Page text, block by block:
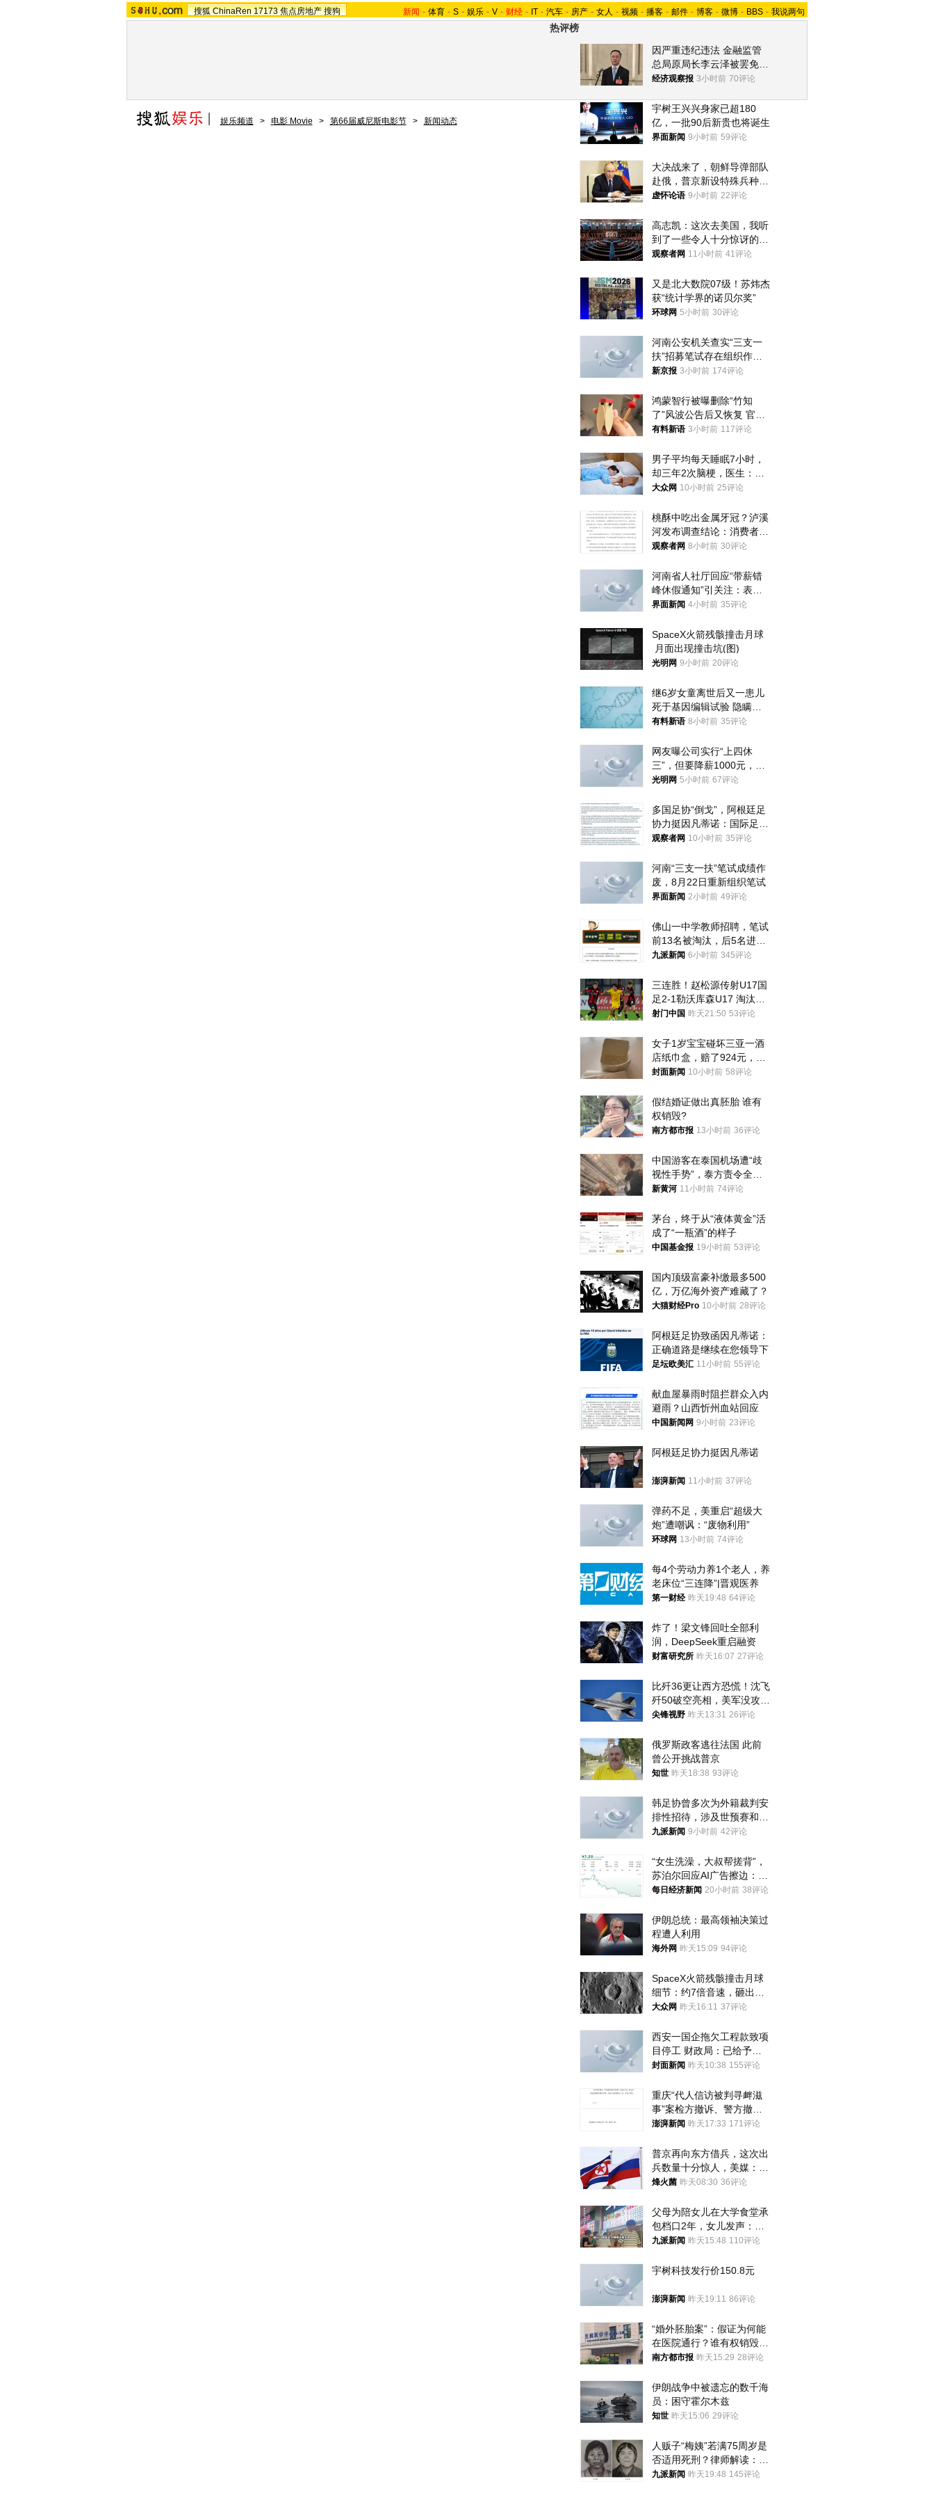
搜狐 ChinaRen 17173 焦点房地产 搜狗 新闻 - 体育 - S - 娱乐 - V - 财经 - IT - 汽车 - 房产 - 女人 - 视频 - 播客 - 邮件 - 博客 - 微博 - BBS - 我说两句
热评榜
因严重违纪违法 金融监管
总局原局长李云泽被罢免全
国人大代表
经济观察报 3小时前 70评论
宇树王兴兴身家已超180
亿，一批90后新贵也将诞生
界面新闻 9小时前 59评论
大决战来了，朝鲜导弹部队
赴俄，普京新设特殊兵种，
76岁老将扛旗
虚怀论语 9小时前 22评论
高志凯：这次去美国，我听
到了一些令人十分惊讶的消
息
观察者网 11小时前 41评论
又是北大数院07级！苏炜杰
获“统计学界的诺贝尔奖”
环球网 5小时前 30评论
河南公安机关查实“三支一
扶”招募笔试存在组织作弊
犯罪行为
新京报 3小时前 174评论
鸿蒙智行被曝删除“竹知
了”风波公告后又恢复 官媒
曾力挺：劝华为要大度的，
有料新语 3小时前 117评论
男子平均每天睡眠7小时，
却三年2次脑梗，医生：这
样睡觉更伤身
大众网 10小时前 25评论
桃酥中吃出金属牙冠？泸溪
河发布调查结论：消费者已
澄清，所发视频情况不属实
观察者网 8小时前 30评论
河南省人社厅回应“带薪错
峰休假通知”引关注：表述
不够准确，待修改后印发
界面新闻 4小时前 35评论
SpaceX火箭残骸撞击月球
月面出现撞击坑(图)
光明网 9小时前 20评论
继6岁女童离世后又一患儿
死于基因编辑试验 隐瞒一
年才对外披露
有料新语 8小时前 35评论
网友曝公司实行“上四休
三”，但要降薪1000元，不
接受只能辞职
光明网 5小时前 67评论
多国足协“倒戈”，阿根廷足
协力挺因凡蒂诺：国际足联
今后应继续在其领导下前行
观察者网 10小时前 35评论
河南“三支一扶”笔试成绩作
废，8月22日重新组织笔试
界面新闻 2小时前 49评论
佛山一中学教师招聘，笔试
前13名被淘汰，后5名进体
检，被疑萝卜岗，官方通
九派新闻 6小时前 345评论
三连胜！赵松源传射U17国
足2-1勒沃库森U17 淘汰赛
将战河床
射门中国 昨天21:50 53评论
女子1岁宝宝碰坏三亚一酒
店纸巾盒，赔了924元，发
帖吐槽后酒店退还一半的
封面新闻 10小时前 58评论
假结婚证做出真胚胎 谁有
权销毁?
南方都市报 13小时前 36评论
中国游客在泰国机场遭“歧
视性手势”，泰方责令全面
调查，对责任人采取最严厉
新黄河 11小时前 74评论
茅台，终于从“液体黄金”活
成了“一瓶酒”的样子
中国基金报 19小时前 53评论
国内顶级富豪补缴最多500
亿，万亿海外资产难藏了？
大猫财经Pro 10小时前 28评论
阿根廷足协致函因凡蒂诺：
正确道路是继续在您领导下
足坛欧美汇 11小时前 55评论
献血屋暴雨时阻拦群众入内
避雨？山西忻州血站回应
中国新闻网 9小时前 23评论
阿根廷足协力挺因凡蒂诺
澎湃新闻 11小时前 37评论
弹药不足，美重启“超级大
炮”遭嘲讽：“废物利用”
环球网 13小时前 74评论
每4个劳动力养1个老人，养
老床位“三连降”|晋观医养
第一财经 昨天19:48 64评论
炸了！梁文锋回吐全部利
润，DeepSeek重启融资
财富研究所 昨天16:07 27评论
比歼36更让西方恐慌！沈飞
歼50破空亮相，美军没攻克
的技术被拿下
尖锋视野 昨天13:31 26评论
俄罗斯政客逃往法国 此前
曾公开挑战普京
知世 昨天18:38 93评论
韩足协曾多次为外籍裁判安
排性招待，涉及世预赛和奥
预赛，韩足协回应
九派新闻 9小时前 42评论
“女生洗澡，大叔帮搓背”，
苏泊尔回应AI广告擦边：视
频全下架，已强化内容管理
每日经济新闻 20小时前 38评论
伊朗总统：最高领袖决策过
程遭人利用
海外网 昨天15:09 94评论
SpaceX火箭残骸撞击月球
细节：约7倍音速，砸出直
径约30米撞击坑
大众网 昨天16:11 37评论
西安一国企拖欠工程款致项
目停工 财政局：已给予处
分，正督促整改
封面新闻 昨天10:38 155评论
重庆“代人信访被判寻衅滋
事”案检方撤诉、警方撤
案，两被告人获国赔
澎湃新闻 昨天17:33 171评论
普京再向东方借兵，这次出
兵数量十分惊人，美媒：俄
朝要动真格？
烽火菌 昨天08:30 36评论
父母为陪女儿在大学食堂承
包档口2年，女儿发声：初
衷是为了陪伴，毕业后将不
九派新闻 昨天15:48 110评论
宇树科技发行价150.8元
澎湃新闻 昨天19:11 86评论
“婚外胚胎案”：假证为何能
在医院通行？谁有权销毁胚
胎？
南方都市报 昨天15:29 28评论
伊朗战争中被遗忘的数千海
员：困守霍尔木兹
知世 昨天15:06 29评论
人贩子“梅姨”若满75周岁是
否适用死刑？律师解读：很
大概率不会被判处死刑
九派新闻 昨天19:48 145评论
娱乐频道 > 电影 Movie > 第66届威尼斯电影节 > 新闻动态